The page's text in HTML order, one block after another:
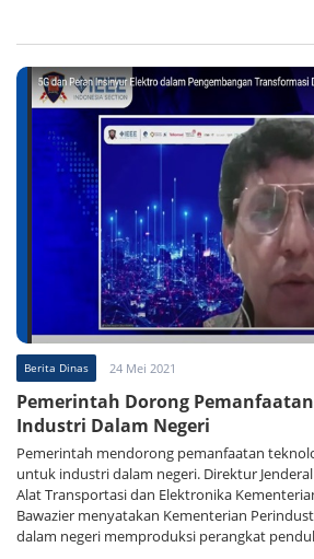
Berita Dinas 24 Mei 2021
Pemerintah Dorong
Industri Dalam Negeri
Pemerintah mendorong pemanfaatan
untuk industri dalam negeri. Direktur
Alat Transportasi dan Elektronika
Bawazier menyatakan Kementerian
dalam negeri memproduksi perangkat